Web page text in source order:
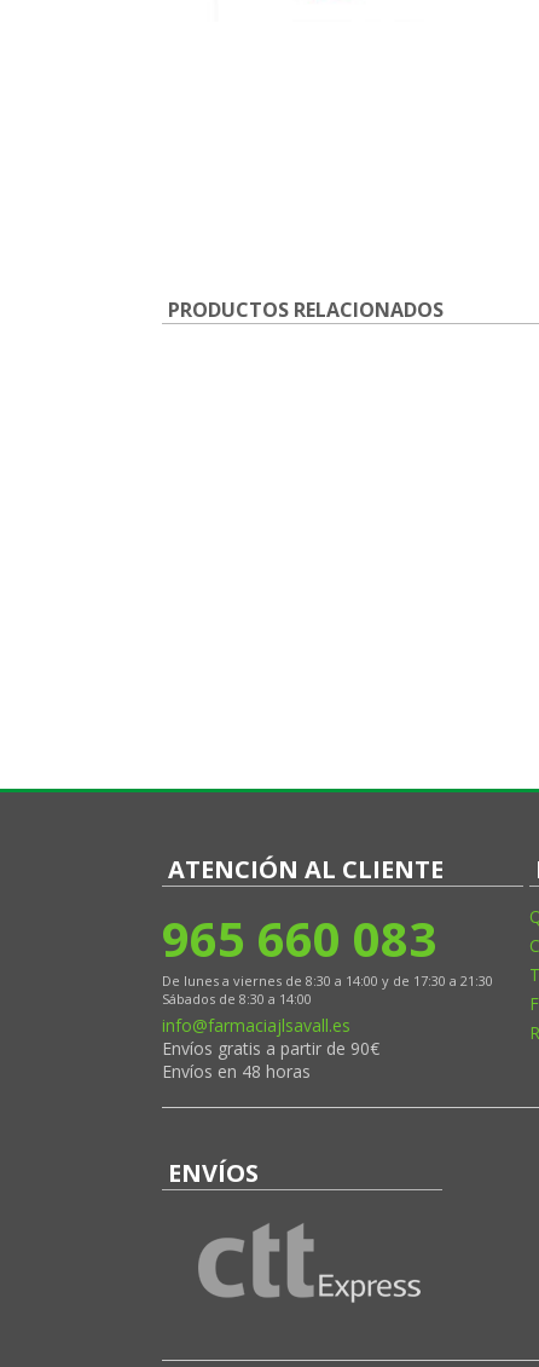
PRODUCTOS RELACIONADOS
ATENCIÓN AL CLIENTE
965 660 083
De lunes a viernes de 8:30 a 14:00 y de 17:30 a 21:30
Sábados de 8:30 a 14:00
info@farmaciajlsavall.es
Envíos gratis a partir de 90€
Envíos en 48 horas
ENVÍOS